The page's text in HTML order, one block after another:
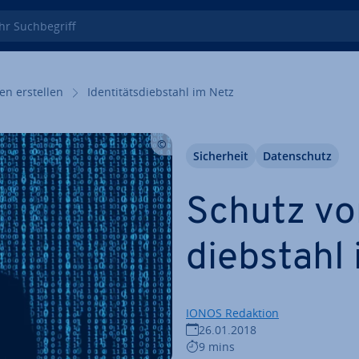
Such­be­griff
erstellen Iden­ti­täts­dieb­stahl im Netz
Schutz
dieb­stahl
IONOS Redaktion
26.01.2018
9 mins
Si­cher­heit Da­ten­schutz